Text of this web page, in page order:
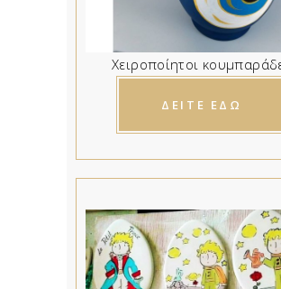
Χειροποίητοι
ΔΕΙΤΕ ΕΔΩ